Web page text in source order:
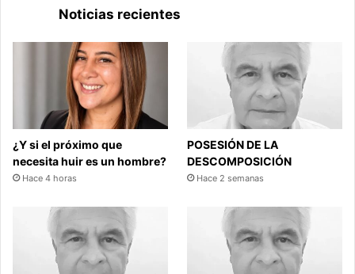
Noticias recientes
¿Y si el próximo que
necesita huir es un hombre?
Hace 4 horas
POSESIÓN DE LA
DESCOMPOSICIÓN
Hace 2 semanas